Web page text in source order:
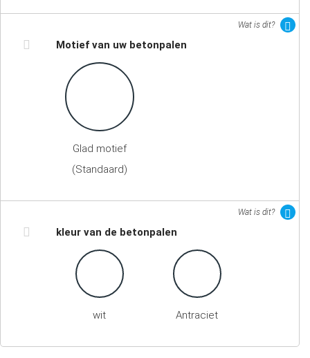
Wat is dit?
Motief van uw betonpalen
Glad motief
(Standaard)
Wat is dit?
kleur van de betonpalen
wit Antraciet